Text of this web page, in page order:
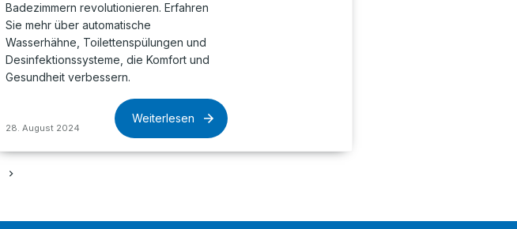
Badezimmern revolutionieren. Erfahren
Sie mehr über automatische
Wasserhähne, Toilettenspülungen und
Desinfektionssysteme, die Komfort und
Gesundheit verbessern.
28. August 2024
Weiterlesen